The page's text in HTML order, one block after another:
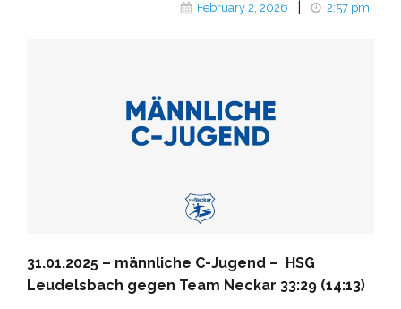
February 2, 2026 2:57 pm
31.01.2025 – männliche C-Jugend –
HSG
Leudelsbach gegen Team Neckar 33:29 (14:13)